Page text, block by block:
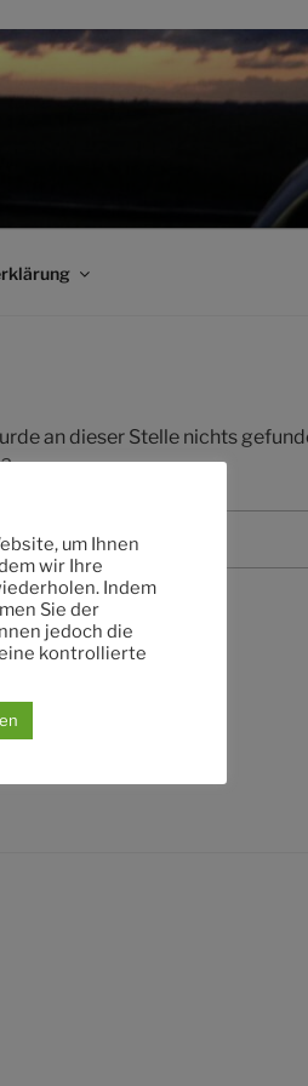
an dieser Stelle nichts
um Ihnen
wir Ihre
Indem
Sie der
jedoch die
kontrollierte